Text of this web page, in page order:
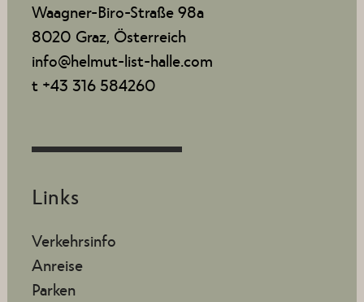
Waagner-Biro-Straße 98a
8020 Graz, Österreich
info@helmut-list-halle.com
t +43 316 584260
Links
Verkehrsinfo
Anreise
Parken